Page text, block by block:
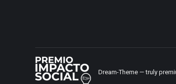
Dream-Theme — truly